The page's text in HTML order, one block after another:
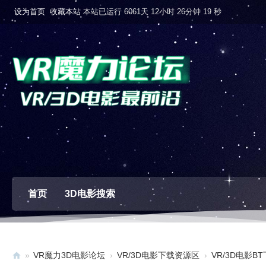
设为首页 收藏本站 本站已运行 6061天 12小时 26分钟 20 秒
首页 3D电影搜索
» VR魔力3D电影论坛 › VR/3D电影下载资源区 › VR/3D电影BT